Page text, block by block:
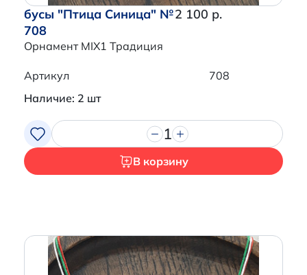
бусы "Птица Синица" №
708
Орнамент MIX1 Традиция
2 100 р.
Артикул
708
Наличие: 2 шт
1
В корзину